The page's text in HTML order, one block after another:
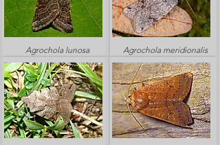
Agrochola lunosa Agrochola meridionalis